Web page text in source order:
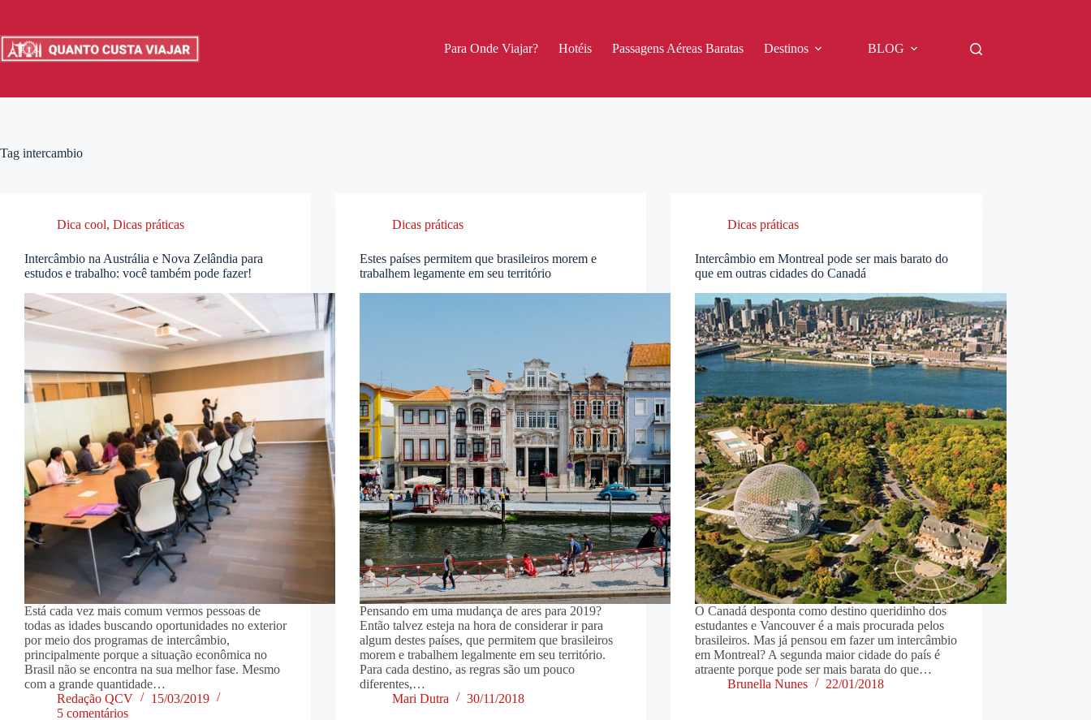
o
conteúdo
Para Onde Viajar? Hotéis Passagens Aéreas Baratas Destinos BLOG
Tag intercambio
Dica cool, Dicas práticas
Intercâmbio na Austrália e Nova Zelândia para
estudos e trabalho: você também pode fazer!
Está cada vez mais comum vermos pessoas de
todas as idades buscando oportunidades no exterior
por meio dos programas de intercâmbio,
principalmente porque a situação econômica no
Brasil não se encontra na sua melhor fase. Mesmo
com a grande quantidade…
Redação QCV
15/03/2019
5 comentários
Dicas práticas
Estes países permitem que brasileiros morem e
trabalhem legamente em seu território
Pensando em uma mudança de ares para 2019?
Então talvez esteja na hora de considerar ir para
algum destes países, que permitem que brasileiros
morem e trabalhem legalmente em seu território.
Para cada destino, as regras são um pouco
diferentes,…
Mari Dutra
30/11/2018
Dicas práticas
Intercâmbio em Montreal pode ser mais barato do
que em outras cidades do Canadá
O Canadá desponta como destino queridinho dos
estudantes e Vancouver é a mais procurada pelos
brasileiros. Mas já pensou em fazer um intercâmbio
em Montreal? A segunda maior cidade do país é
atraente porque pode ser mais barata do que…
Brunella Nunes
22/01/2018